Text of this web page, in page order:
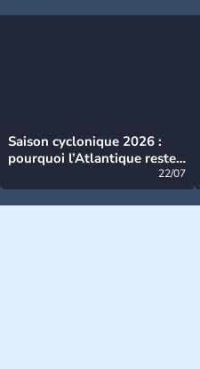
Saison cyclonique 2026 :
pourquoi l’Atlantique reste
22/07